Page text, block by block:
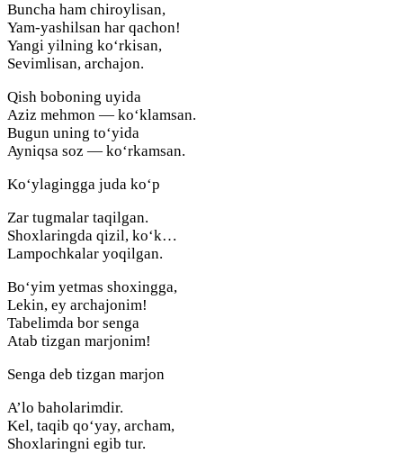
Buncha ham chiroylisan,
Yam-yashilsan har qachon!
Yangi yilning ko‘rkisan,
Sevimlisan, archajon.
Qish boboning uyida
Aziz mehmon — ko‘klamsan.
Bugun uning to‘yida
Ayniqsa soz — ko‘rkamsan.
Ko‘ylagingga juda ko‘p
Zar tugmalar taqilgan.
Shoxlaringda qizil, ko‘k…
Lampochkalar yoqilgan.
Bo‘yim yetmas shoxingga,
Lekin, ey archajonim!
Tabelimda bor senga
Atab tizgan marjonim!
Senga deb tizgan marjon
A’lo baholarimdir.
Kel, taqib qo‘yay, archam,
Shoxlaringni egib tur.